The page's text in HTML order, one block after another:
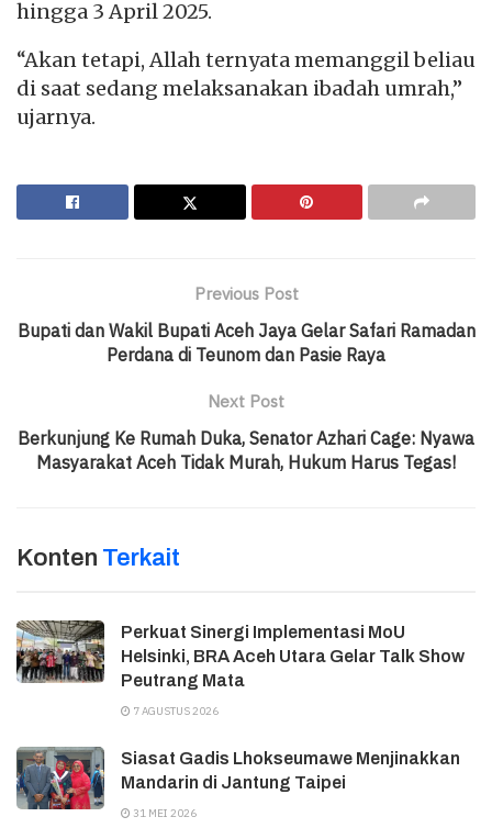
hingga 3 April 2025.
“Akan tetapi, Allah ternyata memanggil beliau
di saat sedang melaksanakan ibadah umrah,”
ujarnya.
Previous Post
Bupati dan Wakil Bupati Aceh Jaya Gelar Safari Ramadan
Perdana di Teunom dan Pasie Raya
Next Post
Berkunjung Ke Rumah Duka, Senator Azhari Cage: Nyawa
Masyarakat Aceh Tidak Murah, Hukum Harus Tegas!
Konten Terkait
Perkuat Sinergi Implementasi MoU
Helsinki, BRA Aceh Utara Gelar Talk Show
Peutrang Mata
7 AGUSTUS 2026
Siasat Gadis Lhokseumawe Menjinakkan
Mandarin di Jantung Taipei
31 MEI 2026